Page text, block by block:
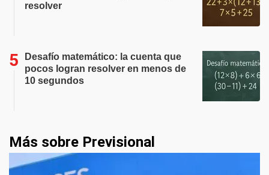
resolver
Desafío matemático: la cuenta que
pocos logran resolver en menos de
10 segundos
Más sobre Previsional